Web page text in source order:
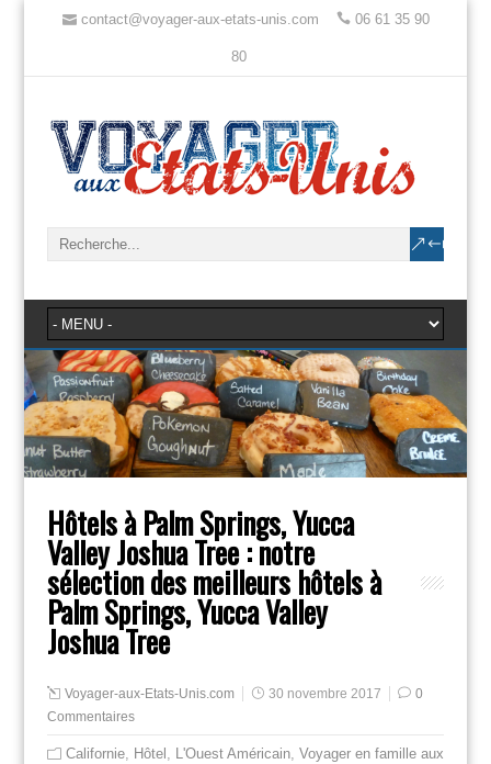
contact@voyager-aux-etats-unis.com 06 61 35 90
80
Hôtels à Palm Springs, Yucca
Valley Joshua Tree : notre
sélection des meilleurs hôtels à
Palm Springs, Yucca Valley
Joshua Tree
Voyager-aux-Etats-Unis.com 30 novembre 2017
0
Commentaires
Californie, Hôtel L'Ouest Américain, Voyager en famille aux usa